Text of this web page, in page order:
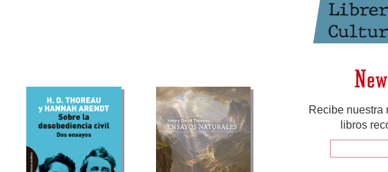
Recibe nuestra
libros